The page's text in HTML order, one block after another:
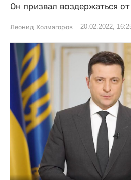
Он призвал воздержаться
Леонид Холмагоров 20.02.2022,